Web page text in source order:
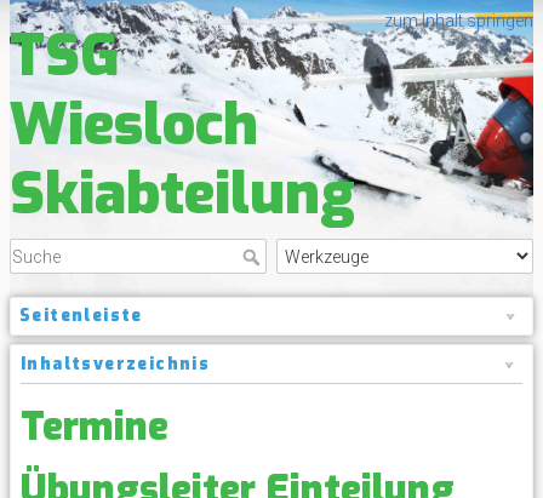
zum Inhalt springen
TSG
Wiesloch
Skiabteilung
Seitenleiste
Inhaltsverzeichnis
Termine